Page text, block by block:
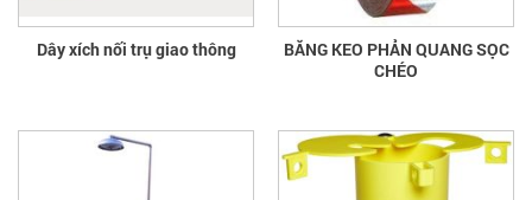
Dây xích nối trụ giao thông
BĂNG KEO PHẢN QUANG SỌC
CHÉO